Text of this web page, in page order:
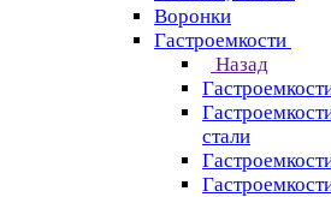
Воронки
Гастроемкости
Назад
стали